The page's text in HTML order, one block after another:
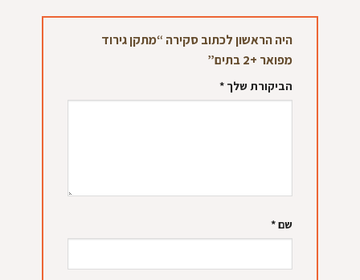
היה הראשון לכתוב סקירה “מתקן גירוד
מפואר +2 בתים”
הביקורת שלך *
שם*